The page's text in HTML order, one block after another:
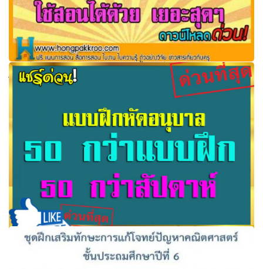
ดาวน์โหลด บัตรคำ ภาพสี พร้อมทั้ง ไฟล์ PowerPoint ใช้สอน
ได้ด้วย เยอะสุดๆ
แบบฝึกหัดอนุบาล 50 กว่าแบบฝึก 50 กว่าสัปดาห์